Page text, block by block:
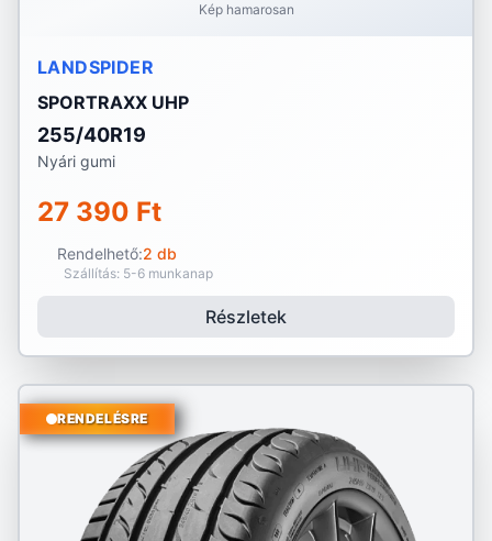
Kép hamarosan
LANDSPIDER
SPORTRAXX UHP
255/40R19
Nyári gumi
27 390 Ft
Rendelhető:2 db
Szállítás: 5-6 munkanap
Részletek
RENDELÉSRE